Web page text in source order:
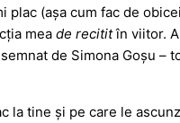
(așa cum fac de
meade recititîn viitor.
semnat de Simona Goșu –
la tine și pe care le